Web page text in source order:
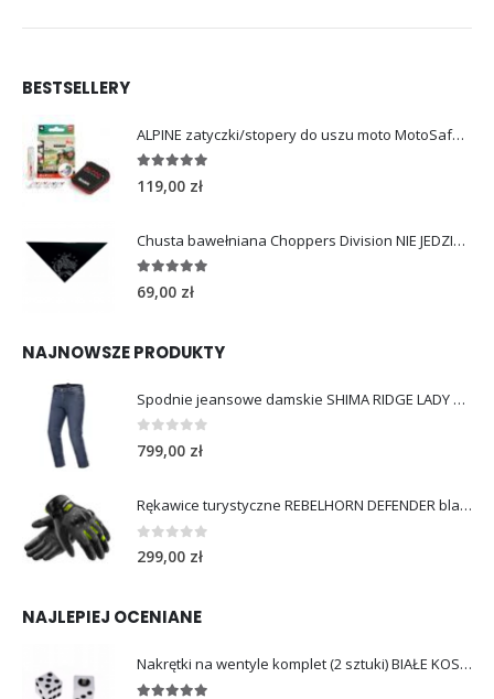
BESTSELLERY
ALPINE zatyczki/stopery do uszu moto MotoSafe Pro
out of 5
119,00 zł
Chusta bawełniana Choppers Division NIE JEDZIESZ NIE ŻYJESZ
out of 5
69,00 zł
NAJNOWSZE PRODUKTY
Spodnie jeansowe damskie SHIMA RIDGE LADY blue
out of 5
799,00 zł
Rękawice turystyczne REBELHORN DEFENDER black yellow fluo
out of 5
299,00 zł
NAJLEPIEJ OCENIANE
Nakrętki na wentyle komplet (2 sztuki) BIAŁE KOSTKI